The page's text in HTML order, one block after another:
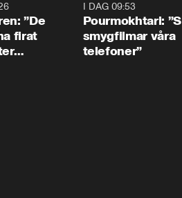
”De
firat
I DAG 09:53
Pourmokhtari: ”S
smygfilmar våra
telefoner”